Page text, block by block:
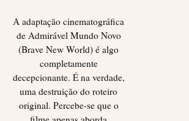
A adaptação cinematográfica
de Admirável Mundo Novo
(Brave New World) é algo
completamente
decepcionante. É na verdade,
uma destruição do roteiro
original. Percebe-se que o